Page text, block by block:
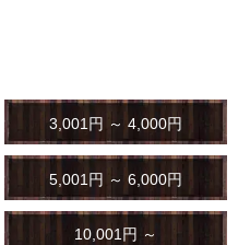
3,001円 ～ 4,000円
5,001円 ～ 6,000円
10,001円 ～